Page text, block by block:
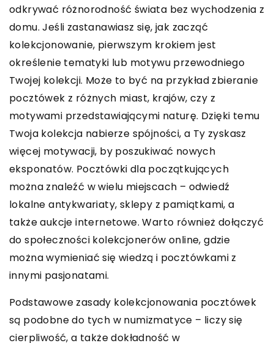
odkrywać różnorodność świata bez wychodzenia z
domu. Jeśli zastanawiasz się, jak zacząć
kolekcjonowanie, pierwszym krokiem jest
określenie tematyki lub motywu przewodniego
Twojej kolekcji. Może to być na przykład zbieranie
pocztówek z różnych miast, krajów, czy z
motywami przedstawiającymi naturę. Dzięki temu
Twoja kolekcja nabierze spójności, a Ty zyskasz
więcej motywacji, by poszukiwać nowych
eksponatów. Pocztówki dla początkujących
można znaleźć w wielu miejscach – odwiedź
lokalne antykwariaty, sklepy z pamiątkami, a
także aukcje internetowe. Warto również dołączyć
do społeczności kolekcjonerów online, gdzie
można wymieniać się wiedzą i pocztówkami z
innymi pasjonatami.
Podstawowe zasady kolekcjonowania pocztówek
są podobne do tych w numizmatyce – liczy się
cierpliwość, a także dokładność w